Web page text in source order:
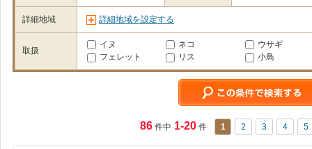
詳細地域 詳細地域を設定する
取扱
イヌ ネコ
ウサギ
フェレット
リス 小鳥
86 件中 1-20 件 1 2 3 4 5